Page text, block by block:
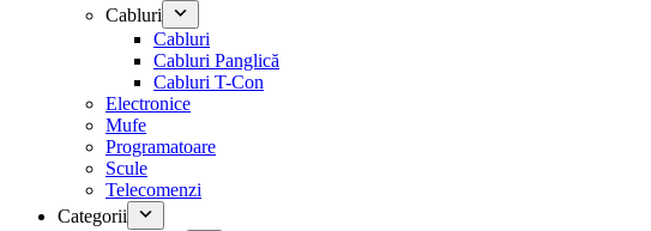
Cabluri
Cabluri
Cabluri Panglică
Cabluri T-Con
Electronice
Mufe
Programatoare
Scule
Telecomenzi
Categorii